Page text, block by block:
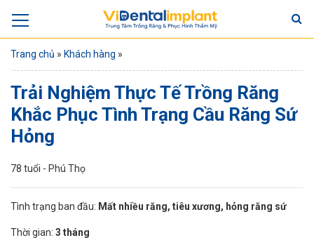
Trang chủ » Khách hàng »
Trải Nghiệm Thực Tế Trồng Răng
Khắc Phục Tình Trạng Cầu Răng Sứ
Hỏng
78 tuổi - Phú Thọ
Tình trạng ban đầu: Mất nhiều răng, tiêu xương, hỏng răng sứ
Thời gian: 3 tháng